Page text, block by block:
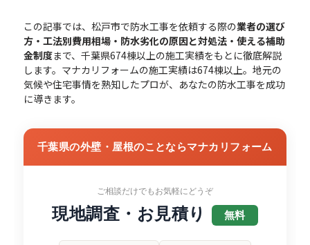
この記事では、松戸市で防水工事を依頼する際の業者の選び
方・工法別費用相場・防水劣化の原因と対処法・使える補助
金制度まで、千葉県674棟以上の施工実績をもとに徹底解説
します。マナカリフォームの施工実績は674棟以上。地元の
気候や住宅事情を熟知したプロが、あなたの防水工事を成功
に導きます。
千葉県の外壁・屋根のことならマナカリフォーム
ご相談だけでもお気軽にどうぞ
現地調査・お見積り 無料